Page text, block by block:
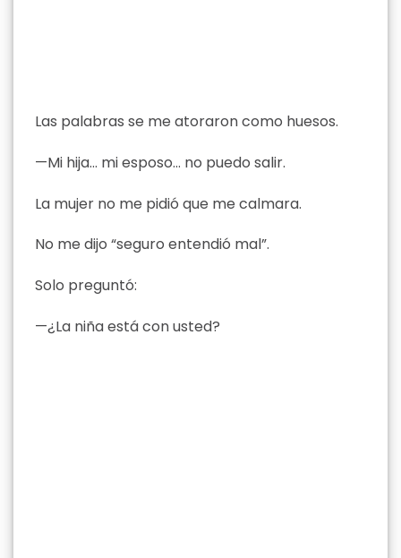
Las palabras se me atoraron como huesos.
—Mi hija… mi esposo… no puedo salir.
La mujer no me pidió que me calmara.
No me dijo “seguro entendió mal”.
Solo preguntó:
—¿La niña está con usted?